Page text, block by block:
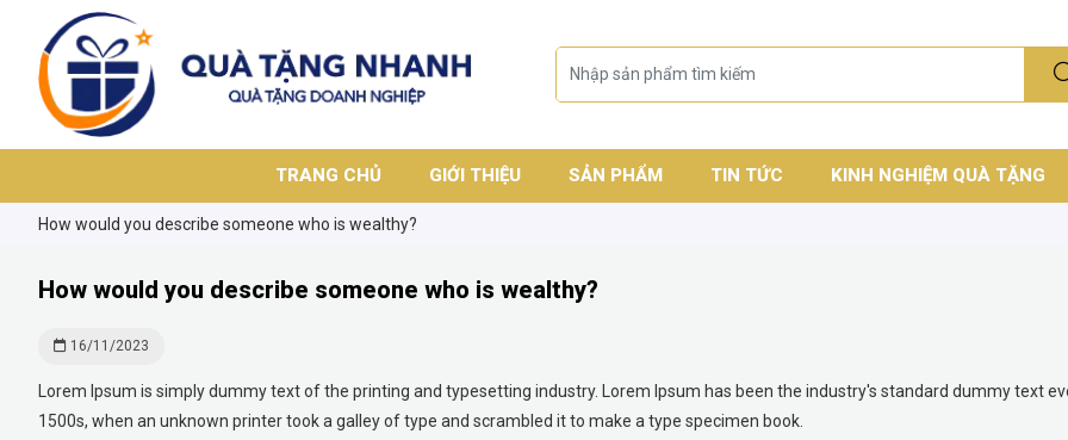
TRANG CHỦ GIỚI THIỆU SẢN PHẨM TIN TỨC KINH NGHIỆM QUÀ TẶNG
How would you describe someone who is wealthy?
How would you describe someone who is wealthy?
16/11/2023
Lorem Ipsum is simply dummy text of the printing and typesetting industry. Lorem Ipsum has been the industry's standard dummy text
1500s, when an unknown printer took a galley of type and scrambled it to make a type specimen book.